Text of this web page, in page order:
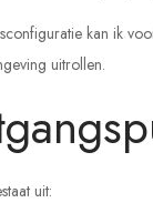
kan ik
uitrollen.
uit: